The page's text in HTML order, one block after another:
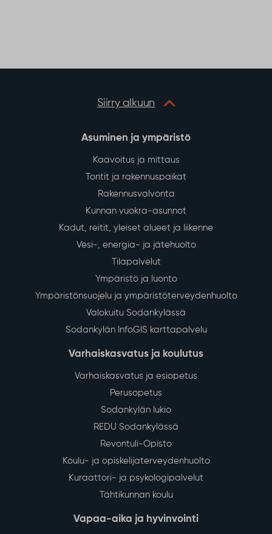
Siirry alkuun
Asuminen ja ympäristö
Kaavoitus ja mittaus
Tontit ja rakennuspaikat
Rakennusvalvonta
Kunnan vuokra-asunnot
Kadut, reitit, yleiset alueet ja liikenne
Vesi-, energia- ja jätehuolto
Tilapalvelut
Ympäristö ja luonto
Ympäristönsuojelu ja ympäristöterveydenhuolto
Valokuitu Sodankylässä
Sodankylän InfoGIS karttapalvelu
Varhaiskasvatus ja koulutus
Varhaiskasvatus ja esiopetus
Perusopetus
Sodankylän lukio
REDU Sodankylässä
Revontuli-Opisto
Koulu- ja opiskelijaterveydenhuolto
Kuraattori- ja psykologipalvelut
Tähtikunnan koulu
Vapaa-aika ja hyvinvointi